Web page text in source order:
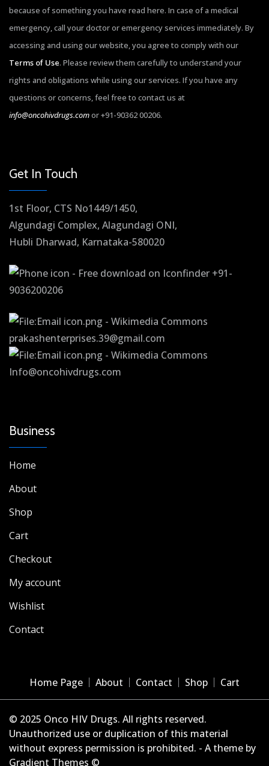
because of something you have read here. In case of a medical
emergency, call your doctor or emergency services immediately. By
accessing and using our website, you agree to comply with our
Terms of Use. Please review them carefully to understand your
rights and obligations while using our services. If you have any
questions or concerns, feel free to contact us at
info@oncohivdrugs.comor +91-90362 00206.
Get In Touch
1st Floor, CTS No1449/1450,
Algundagi Complex, Alagundagi ONI,
Hubli Dharwad, Karnataka-580020
+91-
9036200206
prakashenterprises.39@gmail.com
Info@oncohivdrugs.com
Business
Home
About
Shop
Cart
Checkout
My account
Wishlist
Contact
Home Page About Contact Shop Cart
© 2025 Onco HIV Drugs. All rights reserved.
Unauthorized use or duplication of this material
without express permission is prohibited. - A theme by
Gradient Themes ©